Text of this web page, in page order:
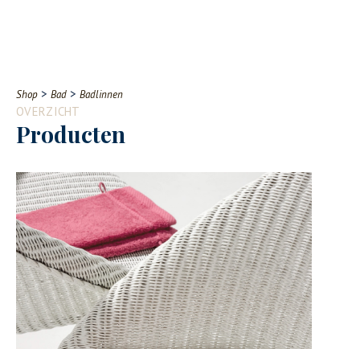
Contact
Shop > Bad > Badlinnen
OVERZICHT
Producten